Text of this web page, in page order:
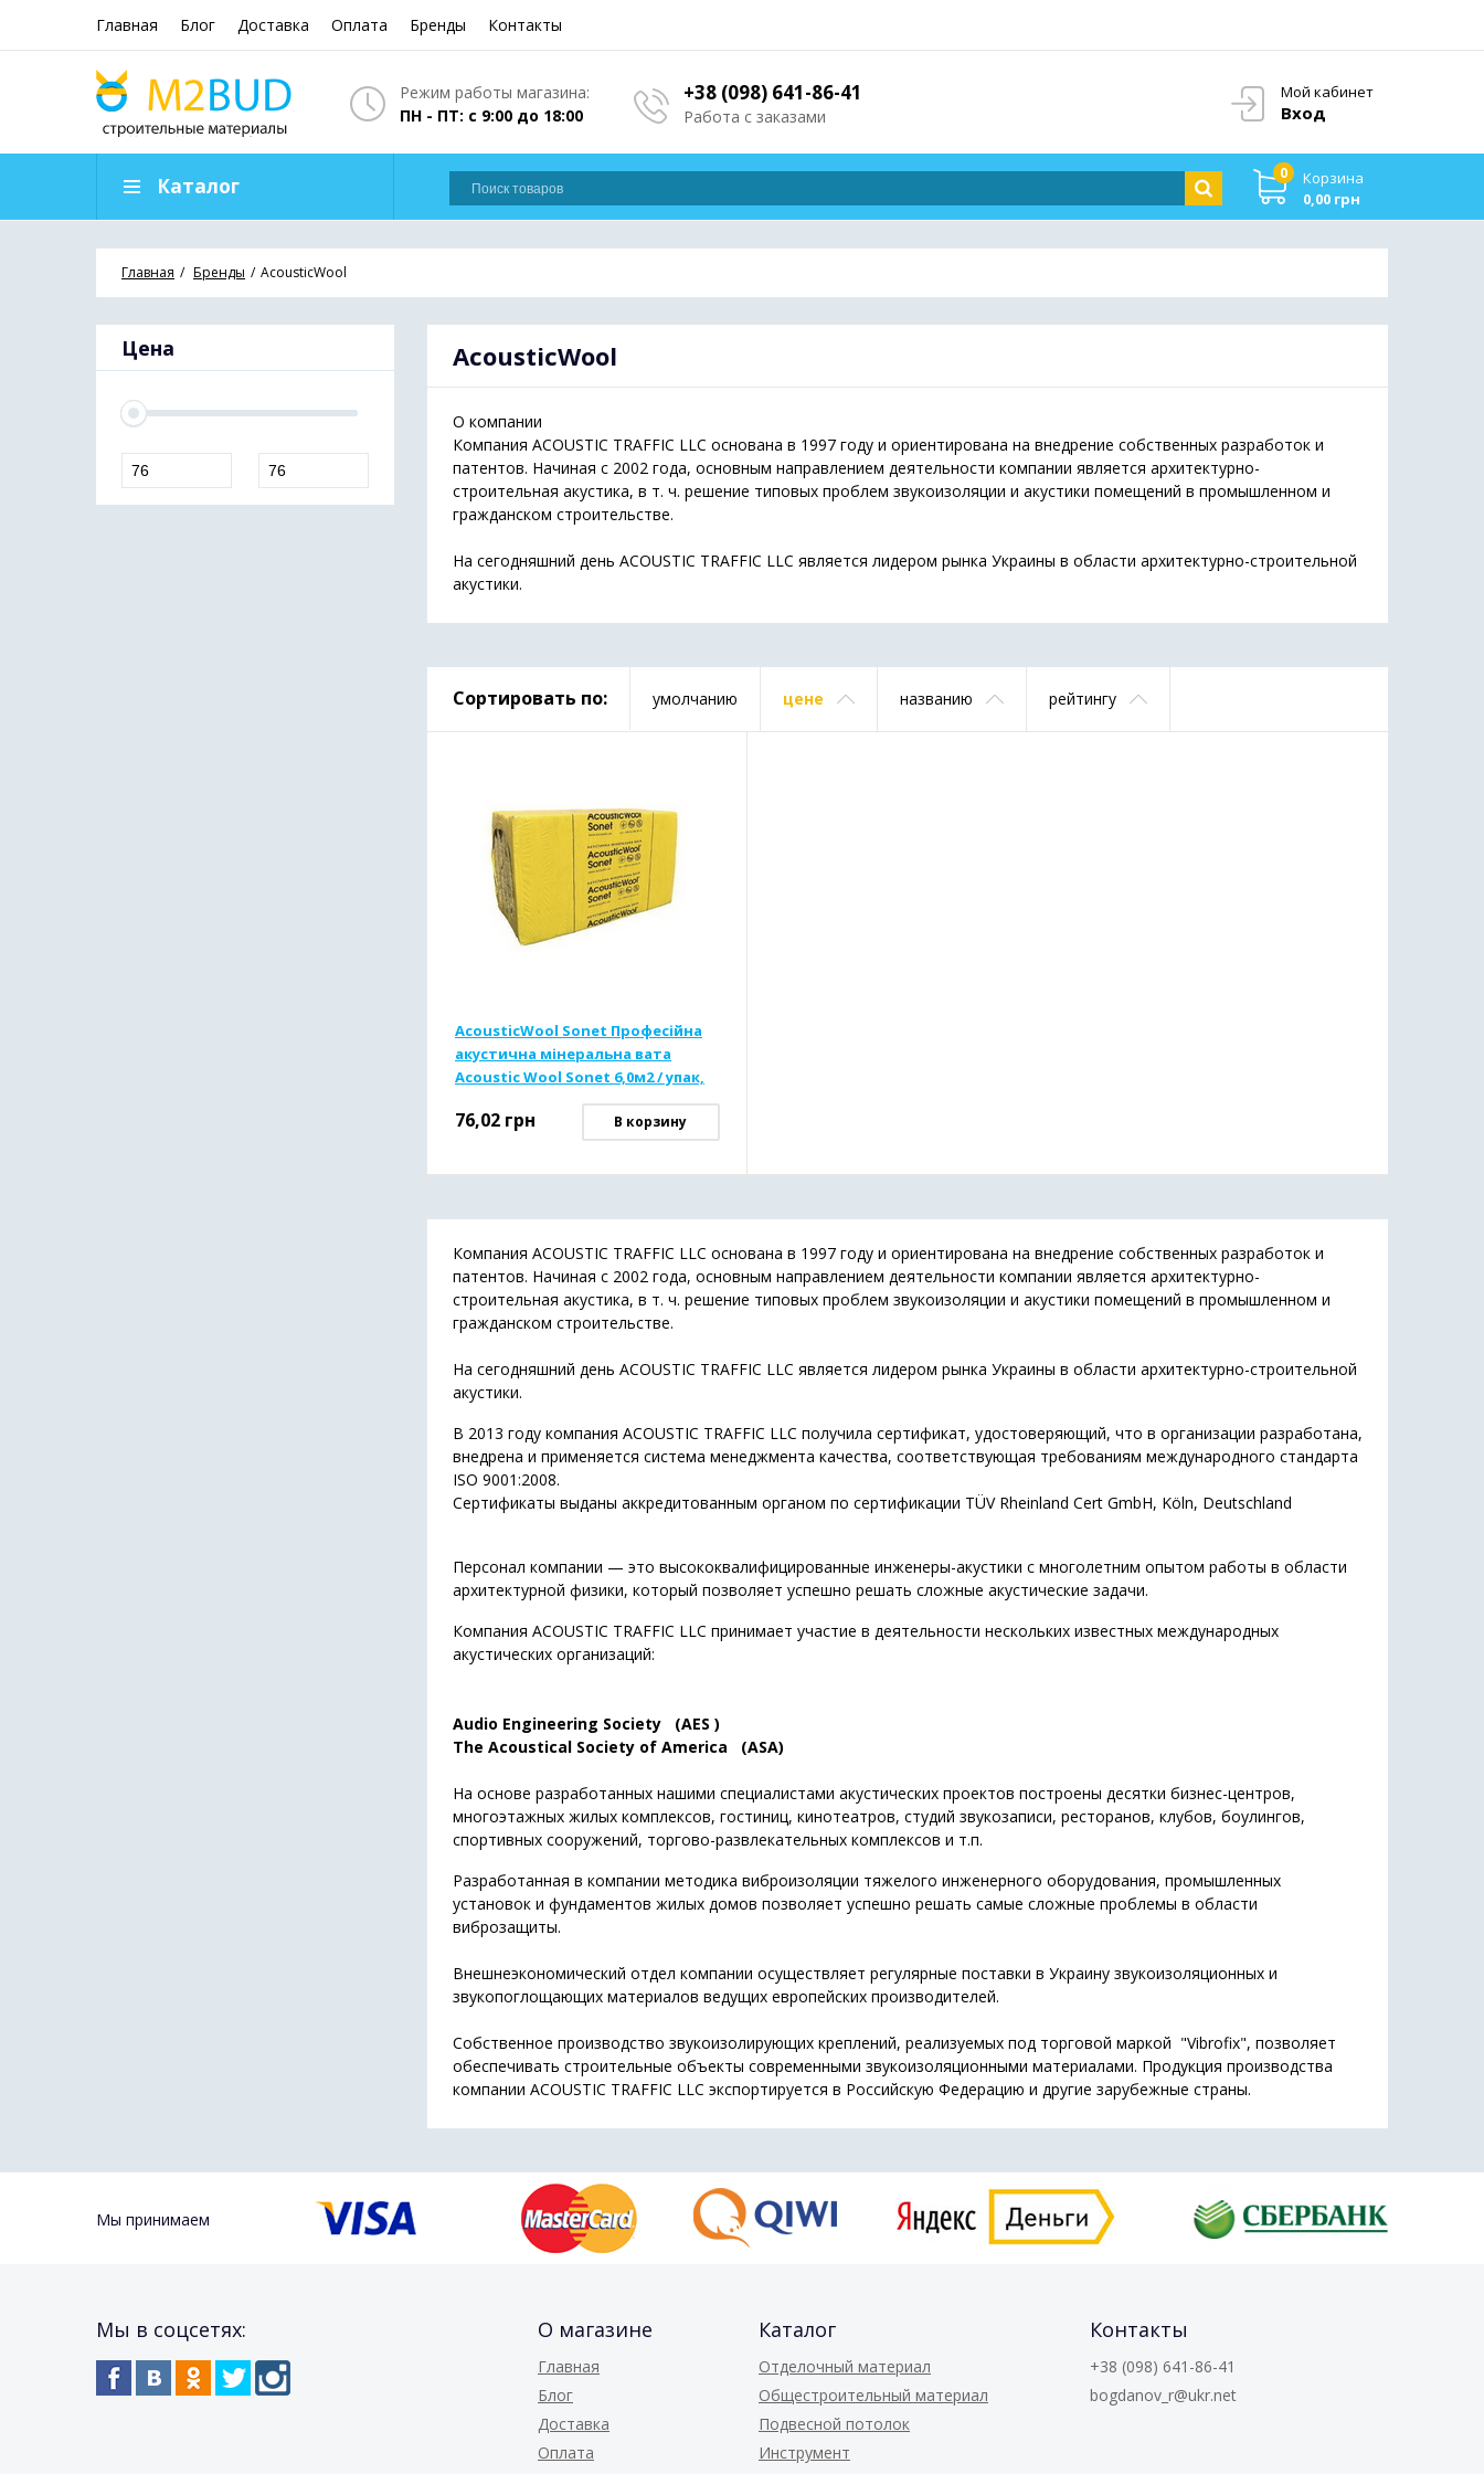
Главная Блог Доставка Оплата Бренды Контакты
Мой кабинет
Вход
Режим работы магазина:
ПН - ПТ: с 9:00 до 18:00
+38 (098) 641-86-41
Работа с заказами
0
Корзина
0,00 грн
Каталог
Главная Бренды AcousticWool
Цена AcousticWool
О компании
Компания ACOUSTIC TRAFFIC LLC основана в 1997 году и ориентирована на внедрение собственных разработок и
патентов. Начиная с 2002 года, основным направлением деятельности компании является архитектурно-
строительная акустика, в т. ч. решение типовых проблем звукоизоляции и акустики помещений в промышленном и
гражданском строительстве.
На сегодняшний день ACOUSTIC TRAFFIC LLC является лидером рынка Украины в области архитектурно-строительной
акустики.
Сортировать по: умолчанию цене названию рейтингу
AcousticWool Sonet Професійна
акустична мінеральна вата
Acoustic Wool Sonet 6,0м2 / упак,
76,02 грн В корзину
Компания ACOUSTIC TRAFFIC LLC основана в 1997 году и ориентирована на внедрение собственных разработок и
патентов. Начиная с 2002 года, основным направлением деятельности компании является архитектурно-
строительная акустика, в т. ч. решение типовых проблем звукоизоляции и акустики помещений в промышленном и
гражданском строительстве.
На сегодняшний день ACOUSTIC TRAFFIC LLC является лидером рынка Украины в области архитектурно-строительной
акустики.
В 2013 году компания ACOUSTIC TRAFFIC LLC получила сертификат, удостоверяющий, что в организации разработана,
внедрена и применяется система менеджмента качества, соответствующая требованиям международного стандарта
ISO 9001:2008.
Сертификаты выданы аккредитованным органом по сертификации TÜV Rheinland Cert GmbH, Köln, Deutschland
Персонал компании — это высококвалифицированные инженеры-акустики с многолетним опытом работы в области
архитектурной физики, который позволяет успешно решать сложные акустические задачи.
Компания ACOUSTIC TRAFFIC LLC принимает участие в деятельности нескольких известных международных
акустических организаций:
Audio Engineering Society (AES )
The Acoustical Society of America (АSA)
На основе разработанных нашими специалистами акустических проектов построены десятки бизнес-центров,
многоэтажных жилых комплексов, гостиниц, кинотеатров, студий звукозаписи, ресторанов, клубов, боулингов,
спортивных сооружений, торгово-развлекательных комплексов и т.п.
Разработанная в компании методика виброизоляции тяжелого инженерного оборудования, промышленных
установок и фундаментов жилых домов позволяет успешно решать самые сложные проблемы в области
виброзащиты.
Внешнеэкономический отдел компании осуществляет регулярные поставки в Украину звукоизоляционных и
звукопоглощающих материалов ведущих европейских производителей.
Собственное производство звукоизолирующих креплений, реализуемых под торговой маркой "Vibrofix", позволяет
обеспечивать строительные объекты современными звукоизоляционными материалами. Продукция производства
компании ACOUSTIC TRAFFIC LLC экспортируется в Российскую Федерацию и другие зарубежные страны.
Мы принимаем
Мы в соцсетях: О магазине
Главная
Блог
Доставка
Оплата
Каталог
Отделочный материал
Общестроительный материал
Подвесной потолок
Инструмент
Контакты
+38 (098) 641-86-41
bogdanov_r@ukr.net